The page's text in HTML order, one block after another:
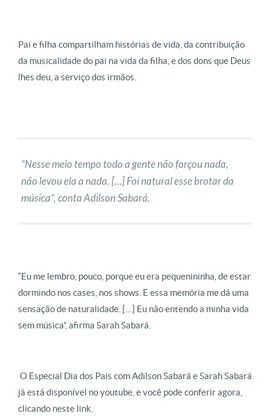
Pai e filha compartilham histórias de vida, da contribuição
da musicalidade do pai na vida da filha, e dos dons que Deus
lhes deu, a serviço dos irmãos.
“Nesse meio tempo todo a gente não forçou nada,
não levou ela a nada. […] Foi natural esse brotar da
música”, conta Adilson Sabará.
“Eu me lembro, pouco, porque eu era pequenininha, de estar
dormindo nos cases, nos shows. E essa memória me dá uma
sensação de naturalidade. […] Eu não entendo a minha vida
sem música”, afirma Sarah Sabará.
O Especial Dia dos Pais com Adilson Sabará e Sarah Sabará
já está disponível no youtube, e você pode conferir agora,
clicando neste link.